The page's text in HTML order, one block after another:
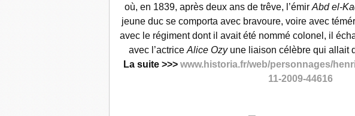
où, en 1839, après deux ans de trêve, l’émir Abd el-
jeune duc se comporta avec bravoure, voire avec
avec le régiment dont il avait été nommé colonel, il
avec l’actrice Alice Ozyune liaison célèbre qui allait
La suite >>> www.historia.fr/web/personnages/
11-2009-44616